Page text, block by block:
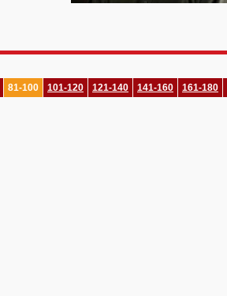
81-100 101-120 121-140 141-160
161-180